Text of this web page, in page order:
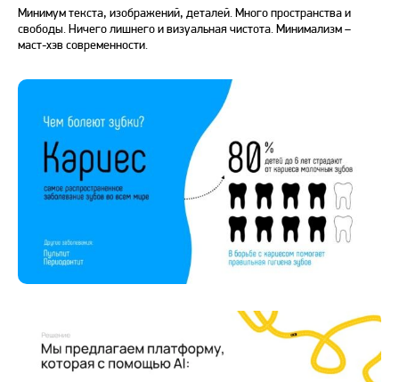
Минимум текста, изображений, деталей. Много пространства и
свободы. Ничего лишнего и визуальная чистота. Минимализм –
маст-хэв современности.